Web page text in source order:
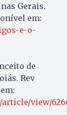
Gerais.
em:
e-o-
de
Rev
view/